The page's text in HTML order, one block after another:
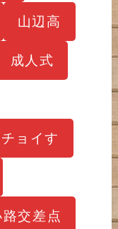
山辺高
成人式
ョイす
交差点